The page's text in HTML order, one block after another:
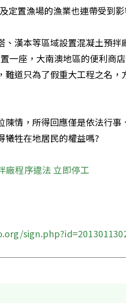
定置漁場的漁業也連帶受到
、漢本等區域設置混凝土預
一座，大南澳地區的便利商
難道只為了假重大工程之名
陳情，所得回應僅是依法行
犧牲在地居民的權益嗎?
廠程序違法 立即停工